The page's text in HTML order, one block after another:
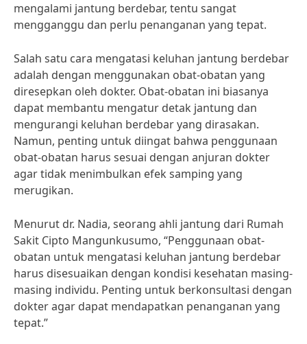
mengalami jantung berdebar, tentu sangat
mengganggu dan perlu penanganan yang tepat.
Salah satu cara mengatasi keluhan jantung berdebar
adalah dengan menggunakan obat-obatan yang
diresepkan oleh dokter. Obat-obatan ini biasanya
dapat membantu mengatur detak jantung dan
mengurangi keluhan berdebar yang dirasakan.
Namun, penting untuk diingat bahwa penggunaan
obat-obatan harus sesuai dengan anjuran dokter
agar tidak menimbulkan efek samping yang
merugikan.
Menurut dr. Nadia, seorang ahli jantung dari Rumah
Sakit Cipto Mangunkusumo, “Penggunaan obat-
obatan untuk mengatasi keluhan jantung berdebar
harus disesuaikan dengan kondisi kesehatan masing-
masing individu. Penting untuk berkonsultasi dengan
dokter agar dapat mendapatkan penanganan yang
tepat.”